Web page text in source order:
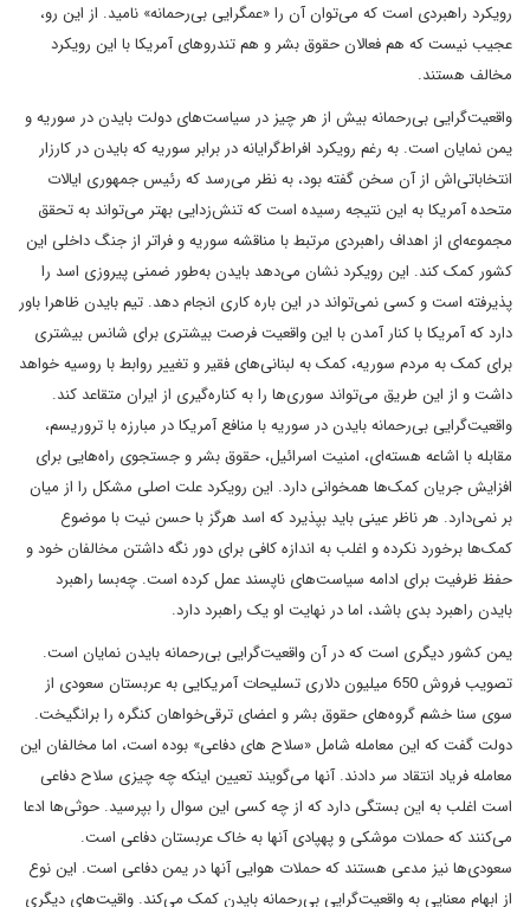
رویکرد راهبردی است که می‌توان آن را «عمگرایی بی‌رحمانه» نامید. از این رو،
عجیب نیست که هم فعالان حقوق بشر و هم تندروهای آمریکا با این رویکرد
مخالف هستند.
واقعیت‌گرایی بی‌رحمانه بیش از هر چیز در سیاست‌های دولت بایدن در سوریه و
یمن نمایان است. به رغم رویکرد افراط‌گرایانه‌‌ در برابر سوریه که بایدن در کارزار
انتخاباتی‌اش از آن سخن گفته بود، به نظر می‌رسد که رئیس جمهوری ایالات
متحده آمریکا به این نتیجه رسیده است که تنش‌زدایی بهتر می‌تواند به تحقق
مجموعه‌ای از اهداف راهبردی مرتبط با مناقشه سوریه و فراتر از جنگ داخلی این
کشور کمک کند. این رویکرد نشان می‌دهد بایدن به‌طور ضمنی پیروزی اسد را
پذیرفته است و کسی نمی‌تواند در این باره کاری انجام دهد. تیم بایدن ظاهرا باور
دارد که آمریکا با کنار آمدن با این واقعیت فرصت بیشتری برای شانس بیشتری
برای کمک به مردم سوریه، کمک به لبنانی‌های فقیر و تغییر روابط با روسیه خواهد
داشت و از این طریق می‌تواند سوری‌ها را به کناره‌گیری از ایران متقاعد کند.
واقعیت‌گرایی بی‌رحمانه بایدن در سوریه با منافع آمریکا در مبارزه با تروریسم،
مقابله با اشاعه هسته‌ای، امنیت اسرائیل، حقوق بشر و جستجوی راه‌هایی برای
افزایش جریان کمک‌ها همخوانی دارد. این رویکرد علت اصلی مشکل را از میان
بر نمی‌دارد. هر ناظر عینی باید بپذیرد که اسد هرگز با حسن نیت با موضوع
کمک‌ها برخورد نکرده و اغلب به اندازه کافی برای دور نگه داشتن مخالفان خود و
حفظ ظرفیت برای ادامه سیاست‌های ناپسند عمل کرده است. چه‌بسا راهبرد
بایدن راهبرد بدی باشد، اما در نهایت او یک راهبرد دارد.
یمن کشور دیگری است که در آن واقعیت‌گرایی بی‌رحمانه‌ بایدن نمایان است.
تصویب فروش 650 میلیون دلاری تسلیحات آمریکایی به عربستان سعودی از
سوی سنا خشم گرو‌ه‌های حقوق بشر و اعضای ترقی‌خواهان کنگره را برانگیخت.
دولت گفت که این معامله شامل «سلاح های دفاعی» بوده است، اما مخالفان این
معامله فریاد انتقاد سر دادند. آنها می‌گویند تعیین اینکه چه چیزی سلاح دفاعی
است اغلب به این بستگی دارد که از چه کسی این سوال را بپرسید. حوثی‌ها ادعا
می‌کنند که حملات موشکی و پهپادی آنها به خاک عربستان دفاعی است.
سعودی‌ها نیز مدعی هستند که حملات هوایی آنها در یمن دفاعی است. این نوع
از ابهام معنایی به واقعیت‌گرایی بی‌رحمانه بایدن کمک می‌کند. واقیت‌های دیگری